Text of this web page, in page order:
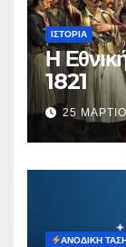
ΙΣΤΟΡΊΑ
Η
1821
25
ΑΝΟΔΙΚΉ